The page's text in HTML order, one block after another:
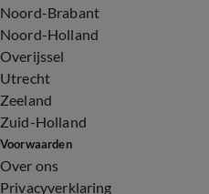
Noord-Brabant
Noord-Holland
Overijssel
Utrecht
Zeeland
Zuid-Holland
Voorwaarden
Over ons
Privacyverklaring